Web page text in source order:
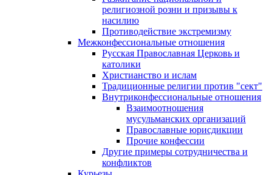
религиозной розни и призывы к
насилию
Противодействие экстремизму
Межконфессиональные отношения
Русская Православная Церковь и
католики
Христианство и ислам
Традиционные религии против "сект"
Внутриконфессиональные отношения
Взаимоотношения
мусульманских организаций
Православные юрисдикции
Прочие конфессии
Другие примеры сотрудничества и
конфликтов